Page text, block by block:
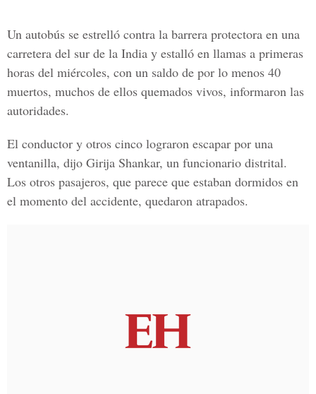
Un autobús se estrelló contra la barrera protectora en una
carretera del sur de la India y estalló en llamas a primeras
horas del miércoles, con un saldo de por lo menos 40
muertos, muchos de ellos quemados vivos, informaron las
autoridades.
El conductor y otros cinco lograron escapar por una
ventanilla, dijo Girija Shankar, un funcionario distrital.
Los otros pasajeros, que parece que estaban dormidos en
el momento del accidente, quedaron atrapados.